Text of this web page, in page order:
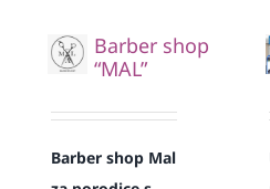
Barber shop
“MAL”
Barber shop Mal